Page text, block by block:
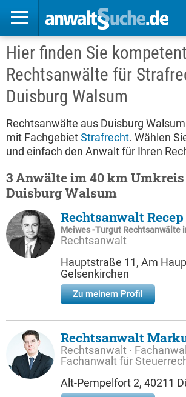
Hier finden Sie
Rechtsanwälte für
Duisburg Walsum
Rechtsanwälte aus Duisburg
mit FachgebietStrafrecht. Wählen
und einfach den Anwalt für Ihren
3 Anwälte im 40 km
Duisburg Walsum
Rechtsanwalt
Meiwes -Turgut Rechtsanwälte
Rechtsanwalt
Hauptstraße 11, Am
Gelsenkirchen
Zu meinem Profil
Rechtsanwalt
Rechtsanwalt ·
Fachanwalt für
Alt-Pempelfort 2, 40211